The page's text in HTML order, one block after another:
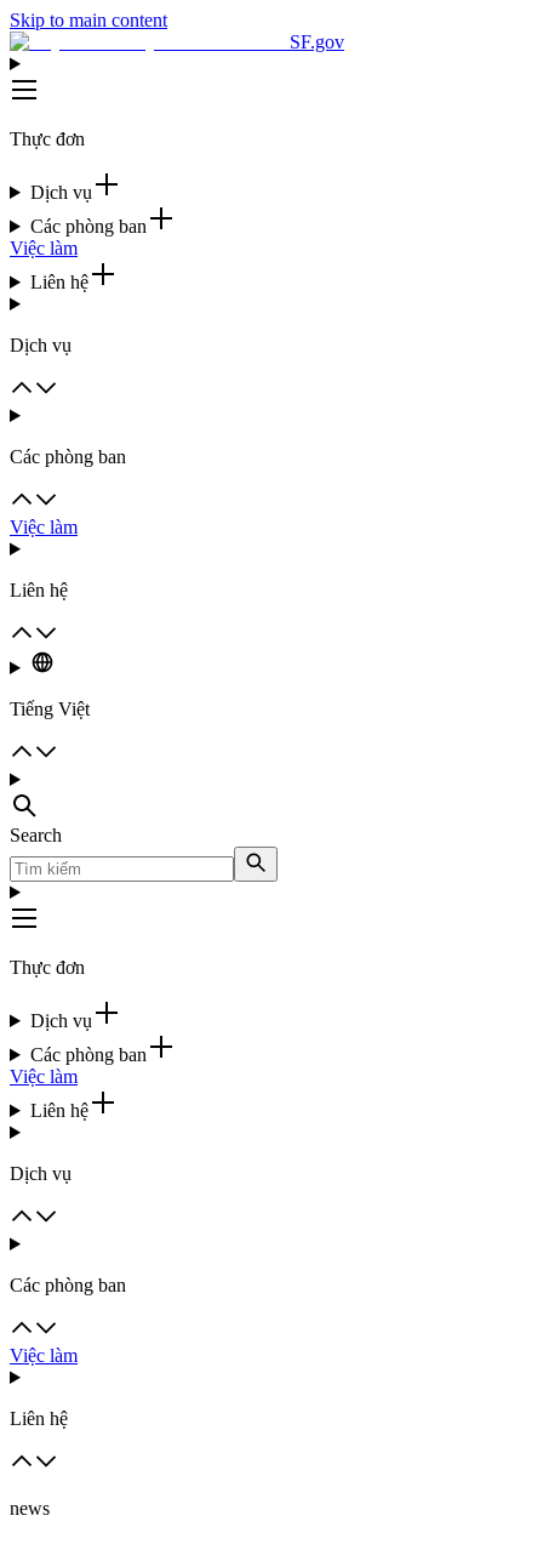
Skip to main content
SF.gov
Thực đơn
Dịch vụ
Các phòng ban
Việc làm
Liên hệ
Dịch vụ
Các phòng ban
Việc làm
Liên hệ
Tiếng Việt
Search
Thực đơn
Dịch vụ
Các phòng ban
Việc làm
Liên hệ
Dịch vụ
Các phòng ban
Việc làm
Liên hệ
news